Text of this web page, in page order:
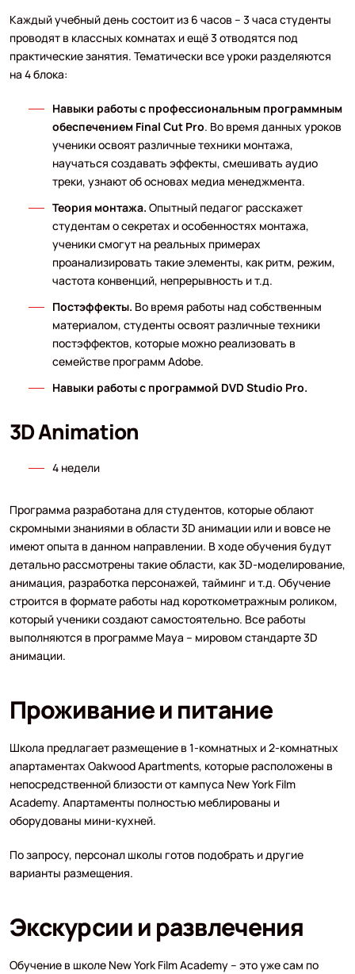
Каждый учебный день состоит из 6 часов – 3 часа студенты
проводят в классных комнатах и ещё 3 отводятся под
практические занятия. Тематически все уроки разделяются
на 4 блока:
Навыки работы с профессиональным программным
обеспечением Final Cut Pro. Во время данных уроков
ученики освоят различные техники монтажа,
научаться создавать эффекты, смешивать аудио
треки, узнают об основах медиа менеджмента.
Теория монтажа. Опытный педагог расскажет
студентам о секретах и особенностях монтажа,
ученики смогут на реальных примерах
проанализировать такие элементы, как ритм, режим,
частота конвенций, непрерывность и т.д.
Постэффекты. Во время работы над собственным
материалом, студенты освоят различные техники
постэффектов, которые можно реализовать в
семействе программ Adobe.
Навыки работы с программой DVD Studio Pro.
3D Animation
4 недели
Программа разработана для студентов, которые облают
скромными знаниями в области 3D анимации или и вовсе не
имеют опыта в данном направлении. В ходе обучения будут
детально рассмотрены такие области, как 3D-моделирование,
анимация, разработка персонажей, тайминг и т.д. Обучение
строится в формате работы над короткометражным роликом,
который ученики создают самостоятельно. Все работы
выполняются в программе Maya – мировом стандарте 3D
анимации.
Проживание и питание
Школа предлагает размещение в 1-комнатных и 2-комнатных
апартаментах Oakwood Apartments, которые расположены в
непосредственной близости от кампуса New York Film
Academy. Апартаменты полностью меблированы и
оборудованы мини-кухней.
По запросу, персонал школы готов подобрать и другие
варианты размещения.
Экскурсии и развлечения
Обучение в школе New York Film Academy – это уже сам по